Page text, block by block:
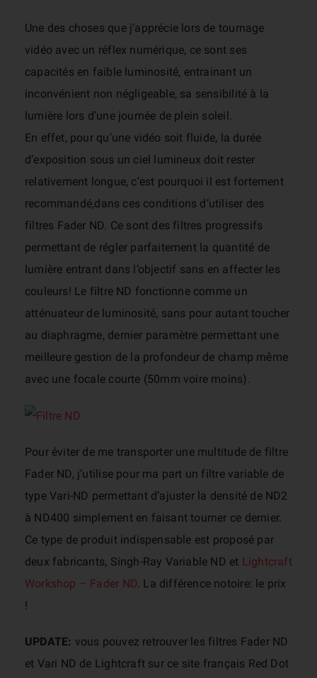
Une des choses que j’apprécie lors de tournage
vidéo avec un réflex numérique, ce sont ses
capacités en faible luminosité, entrainant un
inconvénient non négligeable, sa sensibilité à la
lumière lors d’une journée de plein soleil.
En effet, pour qu’une vidéo soit fluide, la durée
d’exposition sous un ciel lumineux doit rester
relativement longue, c’est pourquoi il est fortement
recommandé,dans ces conditions d’utiliser des
filtres Fader ND. Ce sont des filtres progressifs
permettant de régler parfaitement la quantité de
lumière entrant dans l’objectif sans en affecter les
couleurs! Le filtre ND fonctionne comme un
atténuateur de luminosité, sans pour autant toucher
au diaphragme, dernier paramètre permettant une
meilleure gestion de la profondeur de champ même
avec une focale courte (50mm voire moins).
Pour éviter de me transporter une multitude de filtre
Fader ND, j’utilise pour ma part un filtre variable de
type Vari-ND permettant d’ajuster la densité de ND2
à ND400 simplement en faisant tourner ce dernier.
Ce type de produit indispensable est proposé par
deux fabricants, Singh-Ray Variable ND et Lightcraft
Workshop – Fader ND. La différence notoire: le prix
!
UPDATE: vous pouvez retrouver les filtres Fader ND
et Vari ND de Lightcraft sur ce site français Red Dot